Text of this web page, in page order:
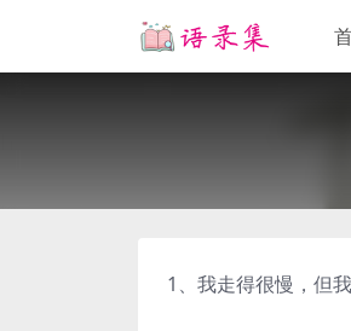
1、我走得很慢，但我